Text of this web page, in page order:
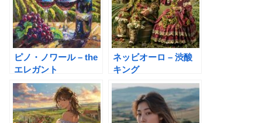
ピノ・ノワール – the
エレガント
ネッビオーロ – 渋酸
キング